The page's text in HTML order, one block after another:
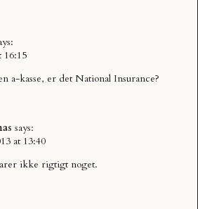
16:15
a-kasse, er det National Insurance?
says:
at 13:40
ikke rigtigt noget.